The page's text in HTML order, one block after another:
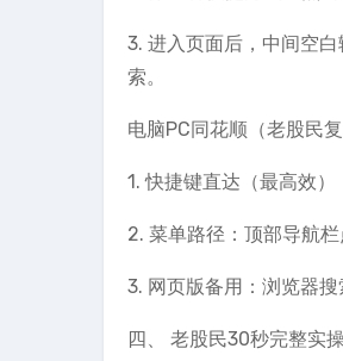
3. 进入页面后，中间空
索。
电脑PC同花顺（老股民复
1. 快捷键直达（最高效
2. 菜单路径：顶部导航
3. 网页版备用：浏览器
四、 老股民30秒完整实